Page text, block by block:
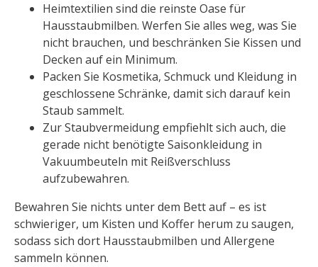
Heimtextilien sind die reinste Oase für
Hausstaubmilben. Werfen Sie alles weg, was Sie
nicht brauchen, und beschränken Sie Kissen und
Decken auf ein Minimum.
Packen Sie Kosmetika, Schmuck und Kleidung in
geschlossene Schränke, damit sich darauf kein
Staub sammelt.
Zur Staubvermeidung empfiehlt sich auch, die
gerade nicht benötigte Saisonkleidung in
Vakuumbeuteln mit Reißverschluss
aufzubewahren.
Bewahren Sie nichts unter dem Bett auf – es ist
schwieriger, um Kisten und Koffer herum zu saugen,
sodass sich dort Hausstaubmilben und Allergene
sammeln können.